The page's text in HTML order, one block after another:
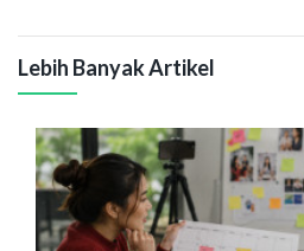
Lebih Banyak Artikel